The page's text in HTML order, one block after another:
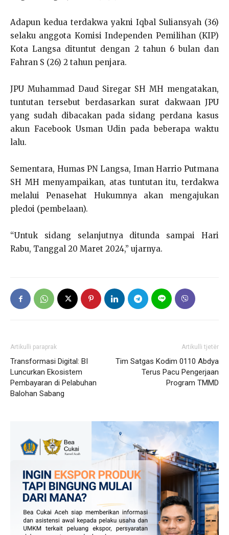
Adapun kedua terdakwa yakni Iqbal Suliansyah (36)
selaku anggota Komisi Independen Pemilihan (KIP)
Kota Langsa dituntut dengan 2 tahun 6 bulan dan
Fahran S (26) 2 tahun penjara.
JPU Muhammad Daud Siregar SH MH mengatakan,
tuntutan tersebut berdasarkan surat dakwaan JPU
yang sudah dibacakan pada sidang perdana kasus
akun Facebook Usman Udin pada beberapa waktu
lalu.
Sementara, Humas PN Langsa, Iman Harrio Putmana
SH MH menyampaikan, atas tuntutan itu, terdakwa
melalui Penasehat Hukumnya akan mengajukan
pledoi (pembelaan).
“Untuk sidang selanjutnya ditunda sampai Hari
Rabu, Tanggal 20 Maret 2024,” ujarnya.
Artikulli paraprak
Transformasi Digital: BI
Luncurkan Ekosistem
Pembayaran di Pelabuhan
Balohan Sabang
Artikulli tjetër
Tim Satgas Kodim 0110 Abdya
Terus Pacu Pengerjaan
Program TMMD